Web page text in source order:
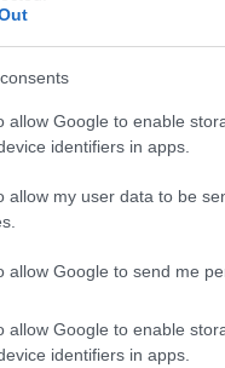
allow Google to enable
identifiers in apps.
allow my user data to be
allow Google to send me
allow Google to enable
identifiers in apps.
transacties is de
ongeveer
52.000 posten ten
ruwweg 47 miljard
lag rond